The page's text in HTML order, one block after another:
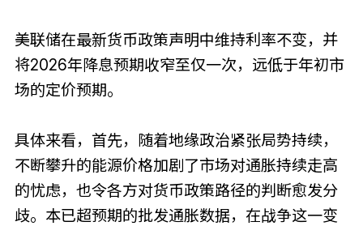
美联储在最新货币政策声明中维持利率不变，并
将2026年降息预期收窄至仅一次，远低于年初市
场的定价预期。
具体来看，首先，随着地缘政治紧张局势持续，
不断攀升的能源价格加剧了市场对通胀持续走高
的忧虑，也令各方对货币政策路径的判断愈发分
歧。本已超预期的批发通胀数据，在战争这一变